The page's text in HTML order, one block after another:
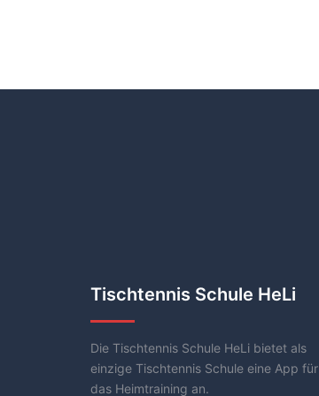
Tischtennis Schule HeLi
Die Tischtennis Schule HeLi bietet als
einzige Tischtennis Schule eine App für
das Heimtraining an.